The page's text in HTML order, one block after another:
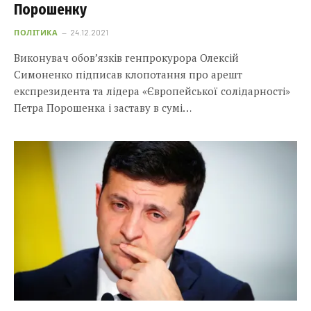
Порошенку
ПОЛІТИКА 24.12.2021
Виконувач обов’язків генпрокурора Олексій
Симоненко підписав клопотання про арешт
експрезидента та лідера «Європейської солідарності»
Петра Порошенка і заставу в сумі…